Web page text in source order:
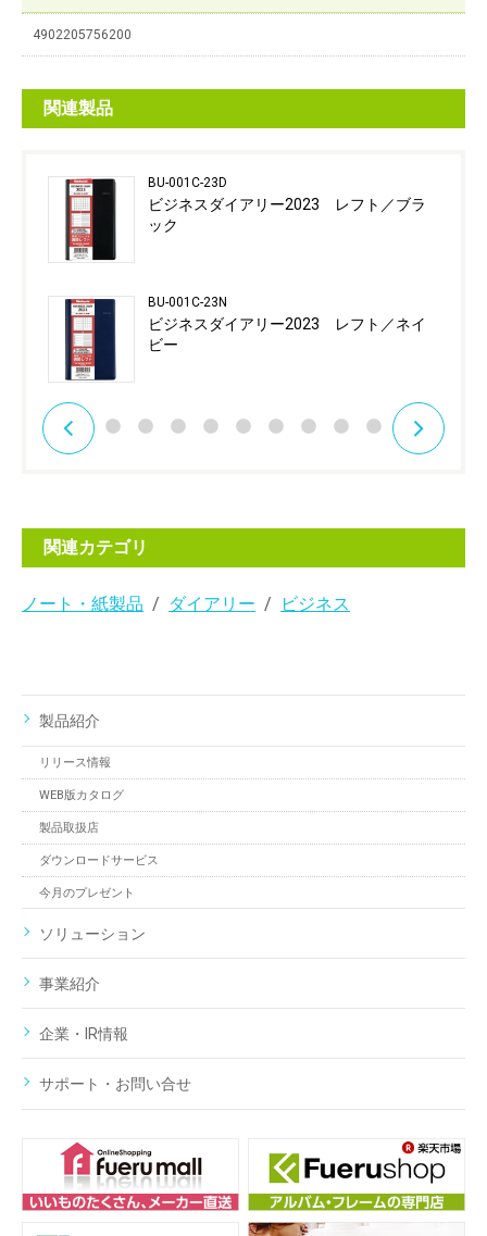
4902205756200
関連製品
BU-001C-23D
ビジネスダイアリー2023 レフト／ブラ
ック
BU-001C-23N
ビジネスダイアリー2023 レフト／ネイ
ビー
関連カテゴリ
ノート・紙製品 ダイアリー ビジネス
製品紹介
リリース情報
WEB版カタログ
製品取扱店
ダウンロードサービス
今月のプレゼント
ソリューション
事業紹介
企業・IR情報
サポート・お問い合せ